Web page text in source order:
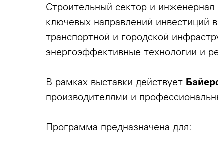
Строительный сектор и
ключевых направлений
транспортной и городской
энергоэффективные технологии и
В рамках выставки действует
производителями и
Программа предназначена для: